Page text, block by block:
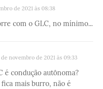
de 2021 às 08:38
com o GLC, no mínimo...
novembro de 2021 às 09:33
é condução autônoma?
fica mais burro, não é